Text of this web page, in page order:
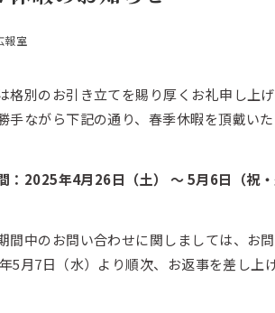
報室
格別のお引き立てを賜り厚くお礼申し上げ
手ながら下記の通り、春季休暇を頂戴いた
：2025年4月26日（土） 〜 5月6日（祝・
間中のお問い合わせに関しましては、お
5月7日（水）より順次、お返事を差し上げ